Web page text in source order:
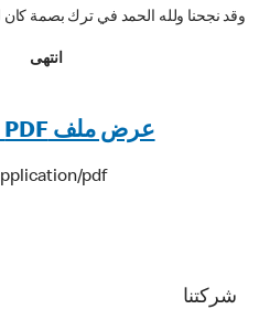
وقد نجحنا ولله الحمد في ترك بصمة كان
انتهى
عرض ملف PDF القابل للطباعة
pdf
شركتنا